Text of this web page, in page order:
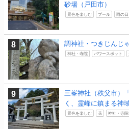
砂場（戸田市）
景色を楽しむ プール 雨の
調神社・つきじんじ
神社・寺院 パワースポット
三峯神社（秩父市）
く、霊峰に鎮まる神
景色を楽しむ 花 神社・寺院